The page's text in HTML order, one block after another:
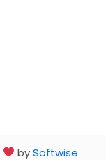
bySoftwise